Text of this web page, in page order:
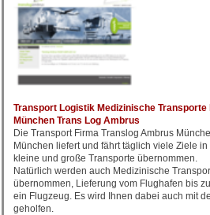
Transport Logistik Medizinische
München Trans Log Ambrus
Die Transport Firma Translog Ambrus
München liefert und fährt täglich viele Ziele
kleine und große Transporte übernommen.
Natürlich werden auch Medizinische
übernommen, Lieferung vom Flughafen bis
ein Flugzeug. Es wird Ihnen dabei auch mit
geholfen.